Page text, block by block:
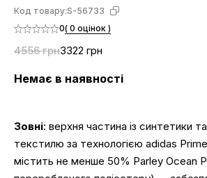
Код товару:S-56733
0( 0 оцінок )
4556 грн3322 грн
Немає в наявності
Зовні: верхня частина із синтетики
текстилю за технологією adidas
містить не менше 50% Parley Ocean